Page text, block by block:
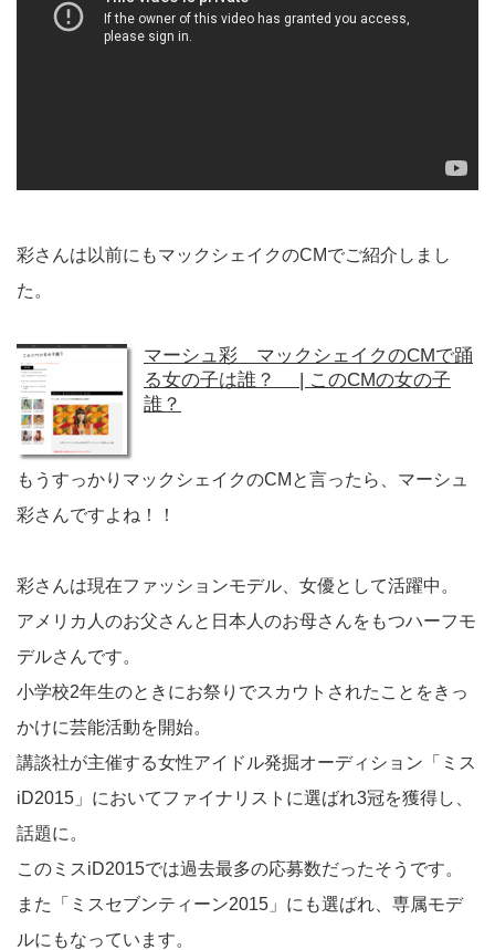
彩さんは以前にもマックシェイクのCMでご紹介しまし
た。
マーシュ彩 マックシェイクのCMで踊
る女の子は誰？ | このCMの女の子
誰？
もうすっかりマックシェイクのCMと言ったら、マーシュ
彩さんですよね！！
彩さんは現在ファッションモデル、女優として活躍中。
アメリカ人のお父さんと日本人のお母さんをもつハーフモ
デルさんです。
小学校2年生のときにお祭りでスカウトされたことをきっ
かけに芸能活動を開始。
講談社が主催する女性アイドル発掘オーディション「ミス
iD2015」においてファイナリストに選ばれ3冠を獲得し、
話題に。
このミスiD2015では過去最多の応募数だったそうです。
また「ミスセブンティーン2015」にも選ばれ、専属モデ
ルにもなっています。